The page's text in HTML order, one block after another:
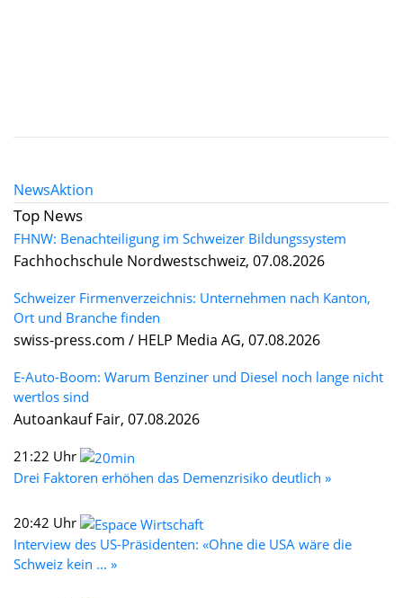
NewsAktion
Top News
FHNW: Benachteiligung im Schweizer Bildungssystem
Fachhochschule Nordwestschweiz, 07.08.2026
Schweizer Firmenverzeichnis: Unternehmen nach Kanton,
Ort und Branche finden
swiss-press.com / HELP Media AG, 07.08.2026
E-Auto-Boom: Warum Benziner und Diesel noch lange nicht
wertlos sind
Autoankauf Fair, 07.08.2026
21:22 Uhr
Drei Faktoren erhöhen das Demenzrisiko deutlich »
20:42 Uhr
Interview des US-Präsidenten: «Ohne die USA wäre die
Schweiz kein ... »